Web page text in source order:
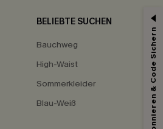
BELIEBTE SUCHEN
Bauchweg
High-Waist
Sommerkleider
Blau-Weiß
Abonnieren & Code Sichern